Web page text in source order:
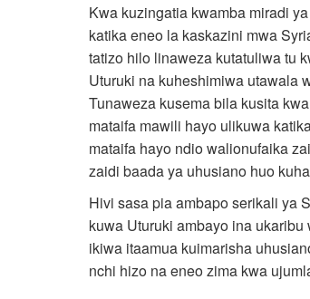
Kwa kuzingatia kwamba miradi
katika eneo la kaskazini mwa
tatizo hilo linaweza kutatuliwa tu
Uturuki na kuheshimiwa utawala
Tunaweza kusema bila kusita
mataifa mawili hayo ulikuwa
mataifa hayo ndio walionufaika
zaidi baada ya uhusiano huo
Hivi sasa pia ambapo serikali ya
kuwa Uturuki ambayo ina
ikiwa itaamua kuimarisha
nchi hizo na eneo zima kwa